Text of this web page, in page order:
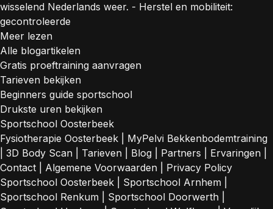
wisselend Nederlands weer. - Herstel en mobiliteit:
gecontroleerde
Meer lezen
Alle blogartikelen
Gratis proeftraining aanvragen
Tarieven bekijken
Beginners guide sportschool
Drukste uren bekijken
Sportschool Oosterbeek
Fysiotherapie Oosterbeek
MyPelvi Bekkenbodemtraining
3D Body Scan Tarieven Blog Partners Ervaringen
Contact
Algemene Voorwaarden
Privacy Policy
Sportschool Oosterbeek
Sportschool Arnhem
Sportschool Renkum
Sportschool Doorwerth